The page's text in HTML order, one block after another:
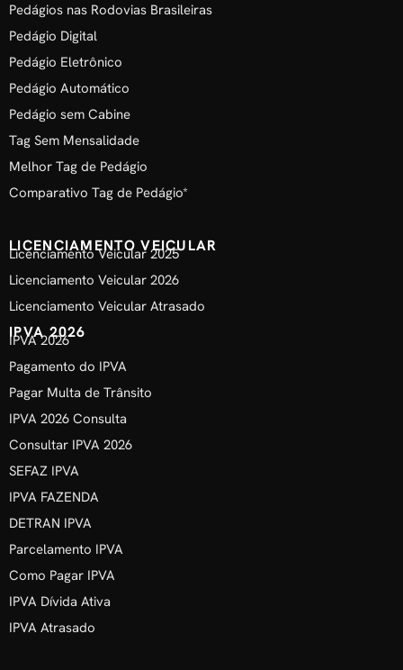
Pedágios nas Rodovias Brasileiras
Pedágio Digital
Pedágio Eletrônico
Pedágio Automático
Pedágio sem Cabine
Tag Sem Mensalidade
Melhor Tag de Pedágio
Comparativo Tag de Pedágio*
LICENCIAMENTO VEICULAR
Licenciamento Veicular 2025
Licenciamento Veicular 2026
Licenciamento Veicular Atrasado
IPVA 2026
IPVA 2026
Pagamento do IPVA
Pagar Multa de Trânsito
IPVA 2026 Consulta
Consultar IPVA 2026
SEFAZ IPVA
IPVA FAZENDA
DETRAN IPVA
Parcelamento IPVA
Como Pagar IPVA
IPVA Dívida Ativa
IPVA Atrasado